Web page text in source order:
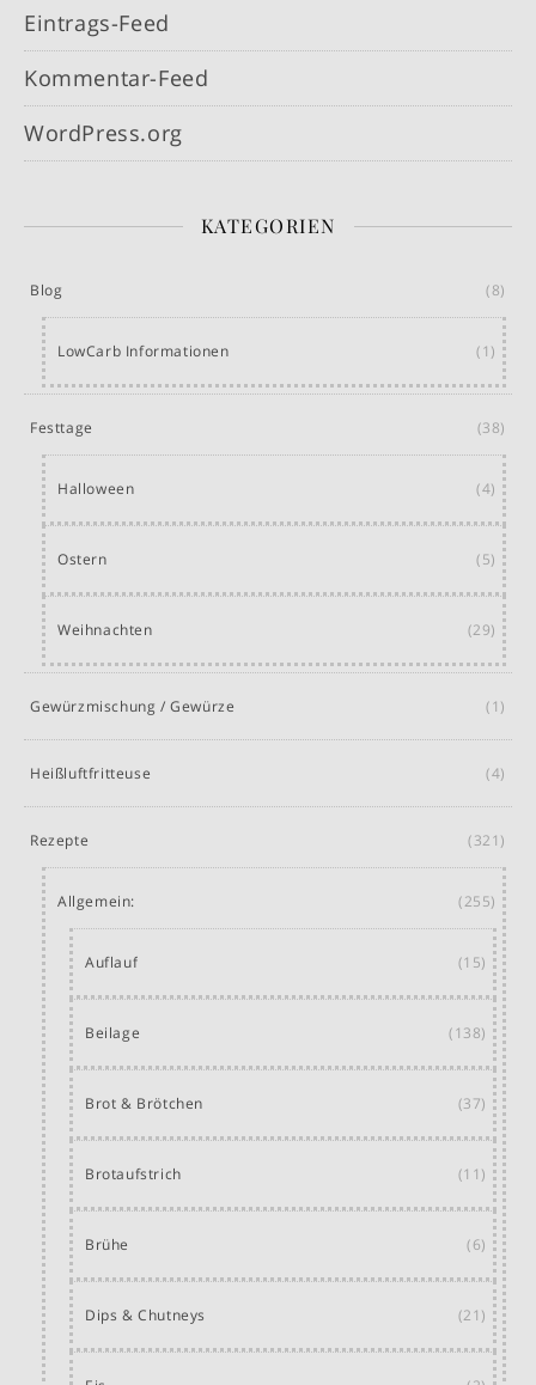
Eintrags-Feed
Kommentar-Feed
WordPress.org
KATEGORIEN
Blog (8)
LowCarb Informationen (1)
Festtage (38)
Halloween (4)
Ostern (5)
Weihnachten (29)
Gewürzmischung / Gewürze (1)
Heißluftfritteuse (4)
Rezepte (321)
Allgemein: (255)
Auflauf (15)
Beilage (138)
Brot & Brötchen (37)
Brotaufstrich (11)
Brühe (6)
Dips & Chutneys (21)